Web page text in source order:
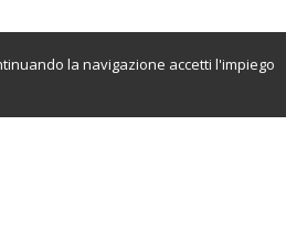
la navigazione accetti l'impiego